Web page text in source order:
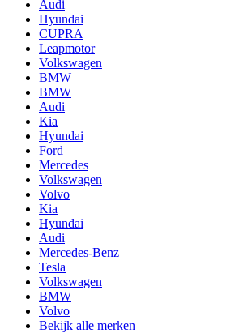
Audi
Hyundai
CUPRA
Leapmotor
Volkswagen
BMW
BMW
Audi
Kia
Hyundai
Ford
Mercedes
Volkswagen
Volvo
Kia
Hyundai
Audi
Mercedes-Benz
Tesla
Volkswagen
BMW
Volvo
Bekijk alle merken